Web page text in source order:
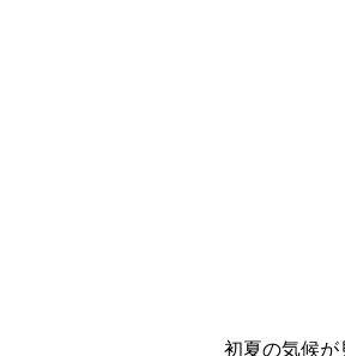
初夏の気候が